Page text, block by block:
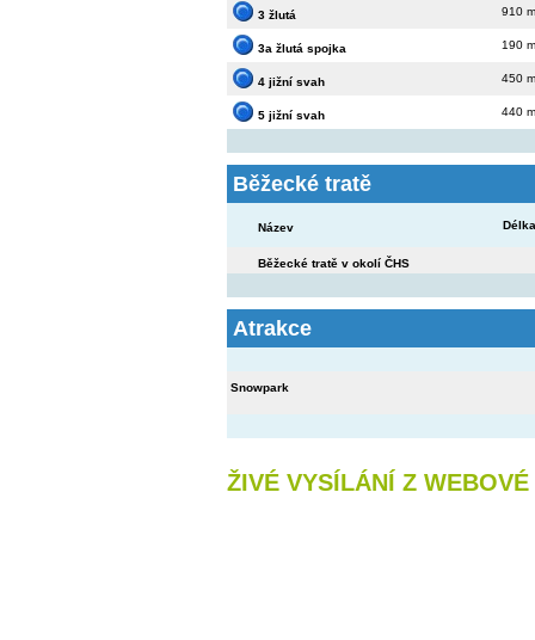
3 žlutá 910
3a žlutá spojka 190
4 jižní svah 450
5 jižní svah 440
Běžecké tratě
Název Délka
Běžecké tratě v okolí ČHS
Atrakce
Snowpark
ŽIVÉ VYSÍLÁNÍ Z